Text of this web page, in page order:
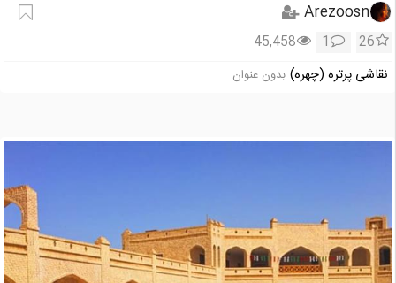
Arezoosn
26
1
45,458
نقاشی پرتره (چهره) بدون عنوان